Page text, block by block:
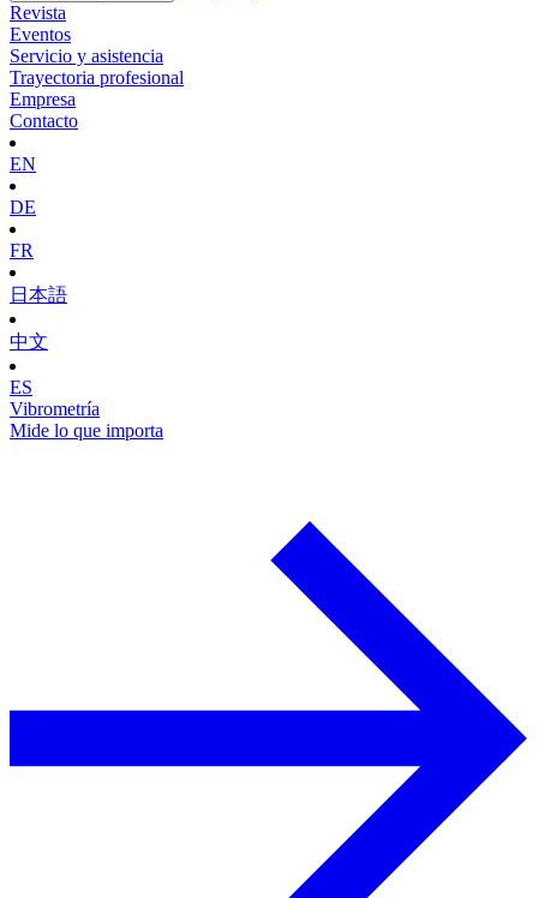
Revista
Eventos
Servicio y asistencia
Trayectoria profesional
Empresa
Contacto
EN
DE
FR
日本語
中文
ES
Vibrometría
Mide lo que importa